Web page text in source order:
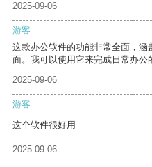
2025-09-06
游客
这款办公软件的功能非常全面，
面。我可以使用它来完成日常办公
2025-09-06
游客
这个软件很好用
2025-09-06